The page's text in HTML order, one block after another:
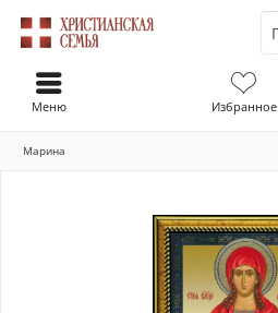
Избранное
Меню
Марина